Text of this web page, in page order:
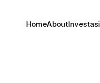
HomeAboutInvestasi